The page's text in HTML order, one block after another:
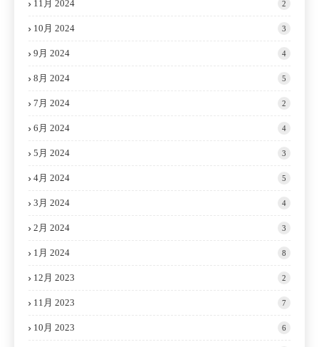
11月 2024 2
10月 2024 3
9月 2024 4
8月 2024 5
7月 2024 2
6月 2024 4
5月 2024 3
4月 2024 5
3月 2024 4
2月 2024 3
1月 2024 8
12月 2023 2
11月 2023 7
10月 2023 6